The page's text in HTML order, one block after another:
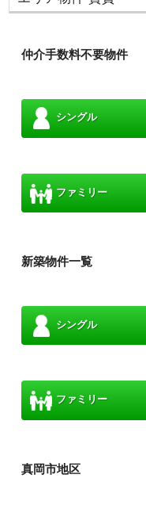
仲介手数料不要物件
シングル
ファミリー
新築物件一覧
シングル
ファミリー
真岡市地区